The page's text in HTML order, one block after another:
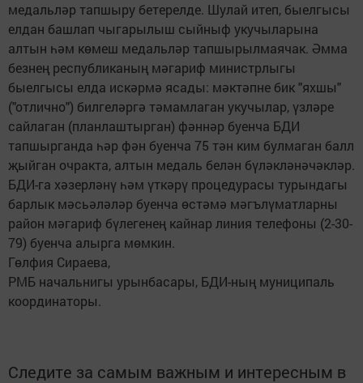
медальләр тапшыру бетерелде. Шулай итеп, быелгысы
елдан башлап чыгарылыш сыйныф укучыларына
алтын һәм көмеш медальләр тапшырылмаячак. Әмма
безнең республиканың мәгариф министрлыгы
быелгысы елда искәрмә ясады: мәктәпне бик "яхшы"
("отлично") билгеләргә тәмамлаган укучылар, үзләре
сайлаган (планлаштырган) фәннәр буенча БДИ
тапшырганда һәр фән буенча 75 тән ким булмаган балл
җыйган очракта, алтын медаль белән бүләкләнәчәкләр.
БДИ-га хәзерләнү һәм үткәрү процедурасы турындагы
барлык мәсьәләләр буенча өстәмә мәгълүматларны
район мәгариф бүлегенең кайнар линия телефоны (2-30-
79) буенча алырга мөмкин.
Гөлфия Сираева,
РМБ начальнигы урынбасары, БДИ-ның муниципаль
координаторы.
Следите за самым важным и интересным в